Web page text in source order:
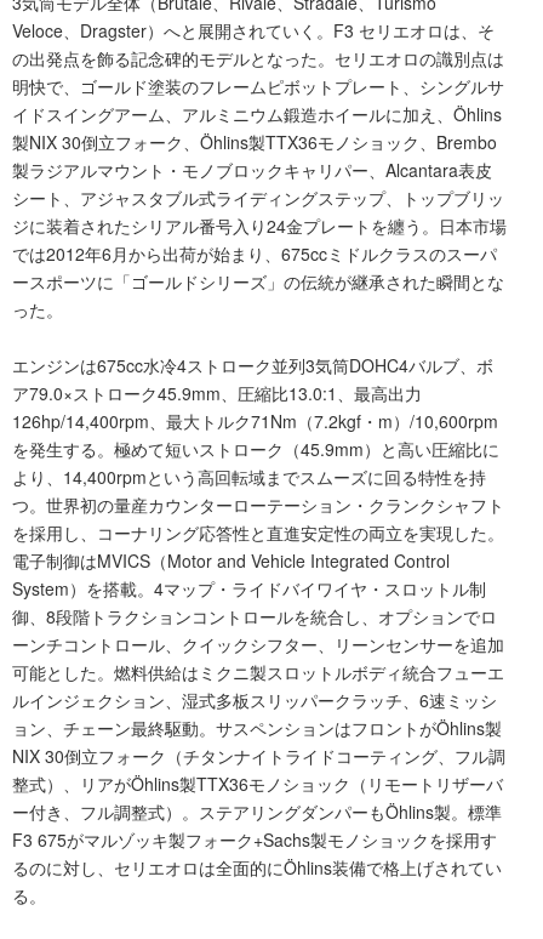
Veloce、Dragster）へと展開されていく。F3 セリエオロは、そ
の出発点を飾る記念碑的モデルとなった。セリエオロの識別点は
明快で、ゴールド塗装のフレームピボットプレート、シングルサ
イドスイングアーム、アルミニウム鍛造ホイールに加え、Öhlins
製NIX 30倒立フォーク、Öhlins製TTX36モノショック、Brembo
製ラジアルマウント・モノブロックキャリパー、Alcantara表皮
シート、アジャスタブル式ライディングステップ、トップブリッ
ジに装着されたシリアル番号入り24金プレートを纏う。日本市場
では2012年6月から出荷が始まり、675ccミドルクラスのスーパ
ースポーツに「ゴールドシリーズ」の伝統が継承された瞬間とな
った。
エンジンは675cc水冷4ストローク並列3気筒DOHC4バルブ、ボ
ア79.0×ストローク45.9mm、圧縮比13.0:1、最高出力
126hp/14,400rpm、最大トルク71Nm（7.2kgf・m）/10,600rpm
を発生する。極めて短いストローク（45.9mm）と高い圧縮比に
より、14,400rpmという高回転域までスムーズに回る特性を持
つ。世界初の量産カウンターローテーション・クランクシャフト
を採用し、コーナリング応答性と直進安定性の両立を実現した。
電子制御はMVICS（Motor and Vehicle Integrated Control
System）を搭載。4マップ・ライドバイワイヤ・スロットル制
御、8段階トラクションコントロールを統合し、オプションでロ
ーンチコントロール、クイックシフター、リーンセンサーを追加
可能とした。燃料供給はミクニ製スロットルボディ統合フューエ
ルインジェクション、湿式多板スリッパークラッチ、6速ミッシ
ョン、チェーン最終駆動。サスペンションはフロントがÖhlins製
NIX 30倒立フォーク（チタンナイトライドコーティング、フル調
整式）、リアがÖhlins製TTX36モノショック（リモートリザーバ
ー付き、フル調整式）。ステアリングダンパーもÖhlins製。標準
F3 675がマルゾッキ製フォーク+Sachs製モノショックを採用す
るのに対し、セリエオロは全面的にÖhlins装備で格上げされてい
る。